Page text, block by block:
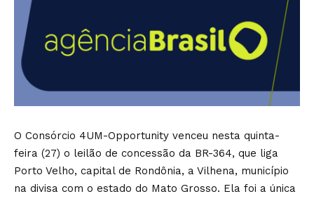
O Consórcio 4UM-Opportunity venceu nesta quinta-
feira (27) o leilão de concessão da BR-364, que liga
Porto Velho, capital de Rondônia, a Vilhena, município
na divisa com o estado do Mato Grosso. Ela foi a única